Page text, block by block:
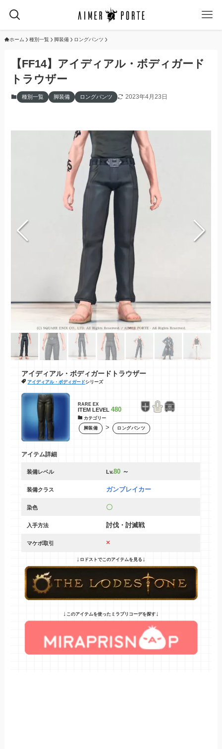
ホーム 種別一覧 脚装備 ロングパンツ
【FF14】アイディアル・ボディガード
トラウザー
種別一覧 脚装備 ロングパンツ 2023年4月23日
アイディアル・ボディガードトラウザー
アイディアル・ボディガードシリーズ
RARE EX
ITEM LEVEL 480
カテゴリー
脚装備 > ロングパンツ
アイテム詳細
装備レベル Lv.80～
装備クラス ガンブレイカー
染色 〇
入手方法 討伐・討滅戦
マケボ取引 ×
↓ ロドストでこのアイテムを見る↓
↓ このアイテムを使ったミラプリコーデを探す↓